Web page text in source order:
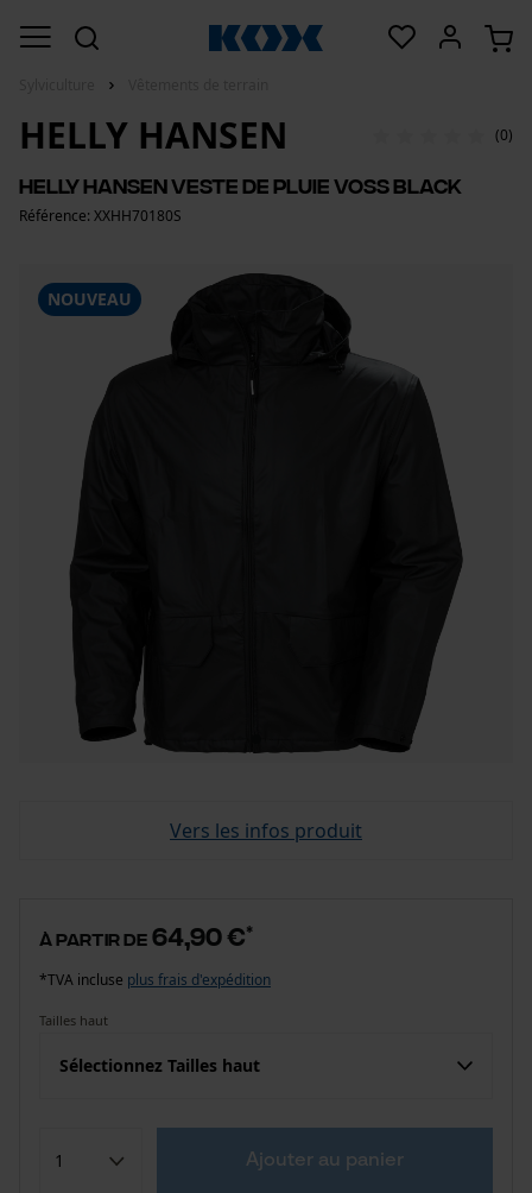
NOUVEAU
HELLY HANSEN (0)
Helly Hansen veste de pluie Voss Black
Référence: XXHH70180S
Vers les infos produit
à partir de 64,90 €*
*TVA incluse plus frais d'expédition
Tailles haut
Sélectionnez Tailles haut
Ajouter au panier